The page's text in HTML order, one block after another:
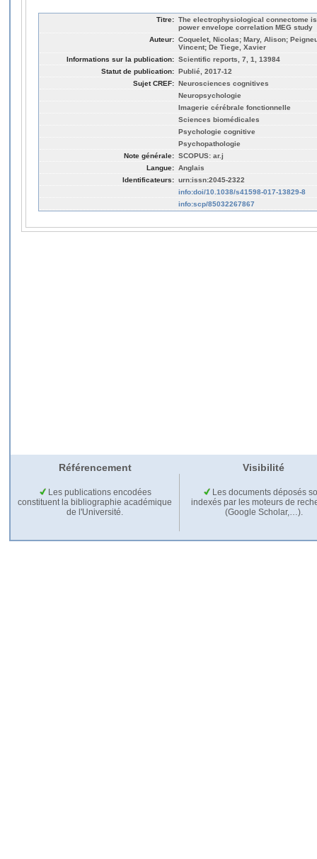
Titre: The electrophysiological connectome
power envelope correlation MEG study
Auteur: Coquelet, Nicolas; Mary, Alison;
Vincent; De Tiege, Xavier
Informations sur la publication: Scientific reports, 7, 1, 13984
Statut de publication: Publié, 2017-12
Sujet CREF: Neurosciences cognitives
Neuropsychologie
Imagerie cérébrale fonctionnelle
Sciences biomédicales
Psychologie cognitive
Psychopathologie
Note générale: SCOPUS: ar.j
Langue: Anglais
Identificateurs: urn:issn:2045-2322
info:doi/10.1038/s41598-017-13829-8
info:scp/85032267867
Référencement Visibilité
Les publications encodées
constituent la bibliographie académique
de l'Université.
Les documents déposés
indexés par les moteurs de
(Google Scholar,…).